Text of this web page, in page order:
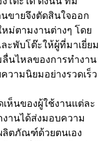
ขายจึงตัดสินใจออก
ม่ตามงานต่างๆ โดย
ะพับโต๊ะให้ผู้ที่มาเยี่ยม
นไหลของการทำงาน
วามนิยมอย่างรวดเร็ว
ห็นของผู้ใช้งานแต่ละ
านได้ส่งมอบความ
ลิตภัณฑ์ด้วยตนเอง